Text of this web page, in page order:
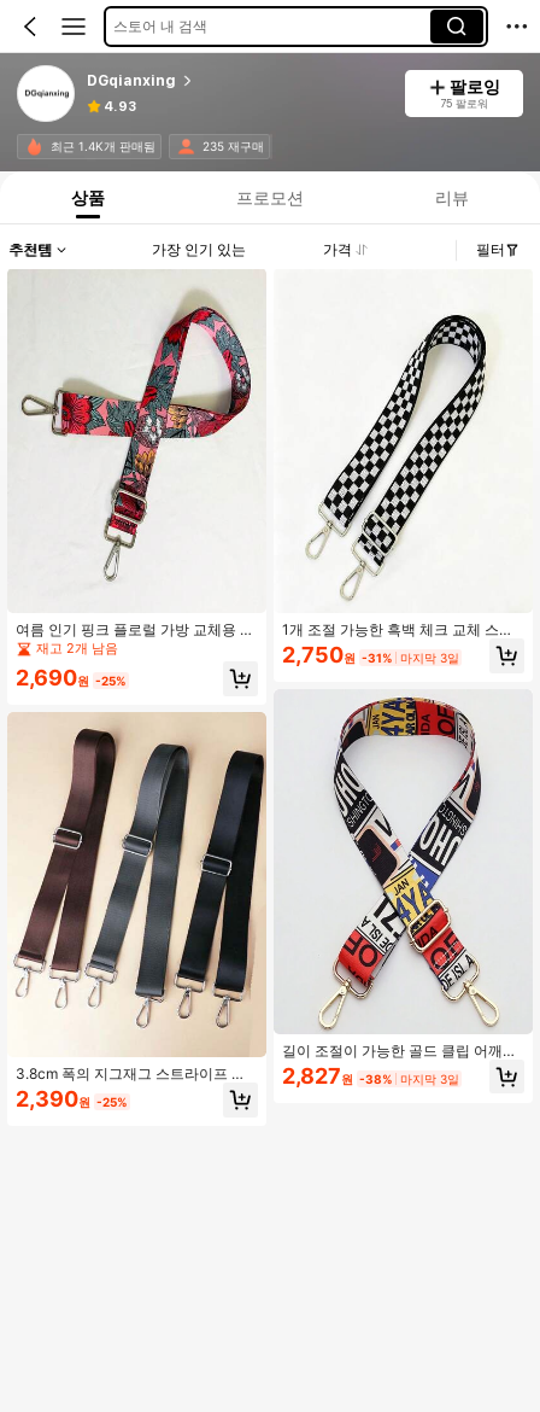
스토어 내 검색
DGqianxing
4.93
팔로잉
75 팔로워
최근 1.4K개 판매됨 235 재구매
상품 프로모션 리뷰
추천템 가장 인기 있는 가격 필터
여름 인기 핑크 플로럴 가방 교체용 스
트랩, 조절 가능한 길이 크로스바디 원
포함
재고 2개 남음
2,690원 -25%
3.8cm 폭의 지그재그 스트라이프 숄
더 스트랩 교체용 크로스바디 백 벨트
스트랩, 여성을 위한 겨울 선물
2,390원 -25%
1개 조절 가능한 흑백 체크 교체 스트
랩, 세련된 숄더/크로스바디 백 스트
랩, 실버 버클 페스티벌 졸업 교사 감
2,750원 -31% 마지막 3일
길이 조절이 가능한 골드 클립 어깨끈
이 있는 패션 크로스바디 백 교체용 어
깨끈
2,827원 -38% 마지막 3일